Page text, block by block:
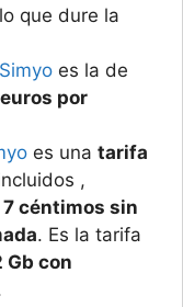
que dure la
Simyo es la de
por
es una tarifa
,
7 céntimos sin
. Es la tarifa
Gb con